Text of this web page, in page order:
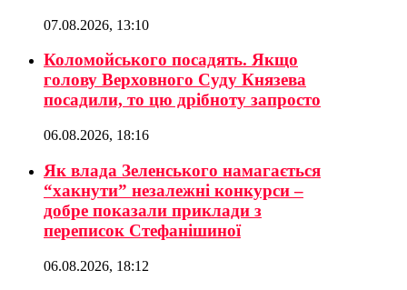
07.08.2026, 13:10
Коломойського посадять. Якщо
голову Верховного Суду Князева
посадили, то цю дрібноту запросто
06.08.2026, 18:16
Як влада Зеленського намагається
“хакнути” незалежні конкурси –
добре показали приклади з
переписок Стефанішиної
06.08.2026, 18:12